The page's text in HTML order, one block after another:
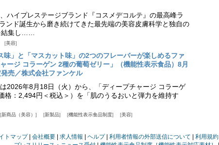
ハイプレステージブランド『コスメデコルテ』の最高峰ラ
ンド誕生から磨き続けてきた最先端の美容皮膚科学と独自の
結集し……
美容
味」と「マスカット味」の2つのフレーバーが楽しめるファ
ージ コラーゲン 2種の葡萄ゼリー」（機能性表示食品）8月
売／株式会社ファンケル
2026年8月18日（火）から、「ディープチャージ コラーゲ
格：2,494円＜税込＞）を「肌のうるおいと弾力を維持す
新商品（美容） 新製品 機能性表示食品制度 美容
トマップ 会社概要 求人情報 ヘルプ 利用者情報の外部送信について 利用規約